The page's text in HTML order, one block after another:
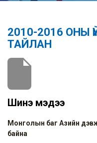
2010-2016 ОНЫ
ТАЙЛАН
Шинэ мэдээ
Монголын баг Азийн
байна